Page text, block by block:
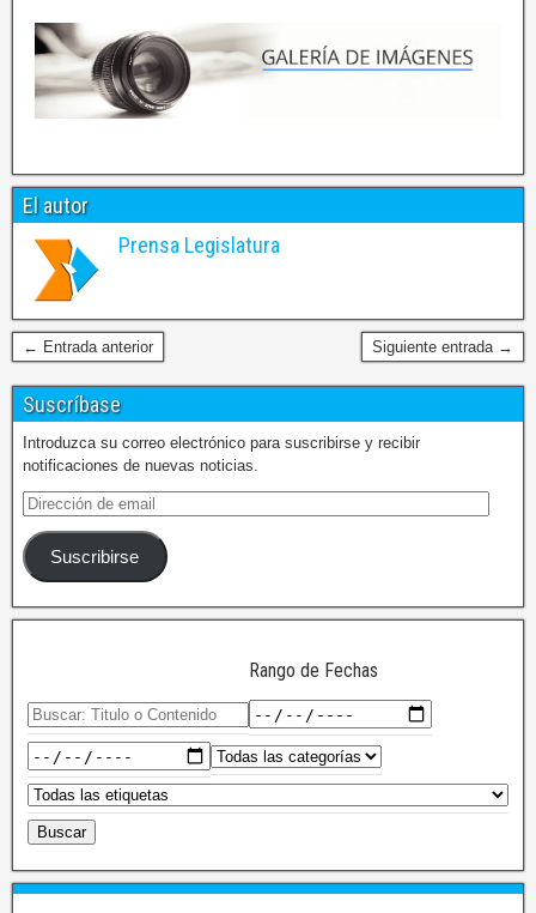
El autor
Prensa Legislatura
← Entrada anterior Siguiente entrada →
Suscríbase
Introduzca su correo electrónico para suscribirse y recibir
notificaciones de nuevas noticias.
Suscribirse
Rango de Fechas